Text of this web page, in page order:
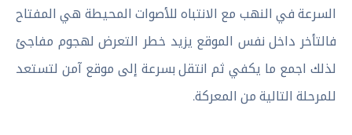
السرعة في النهب مع الانتباه للأصوات المحيطة هي المفتاح
فالتأخر داخل نفس الموقع يزيد خطر التعرض لهجوم مفاجئ
لذلك اجمع ما يكفي ثم انتقل بسرعة إلى موقع آمن لتستعد
للمرحلة التالية من المعركة.